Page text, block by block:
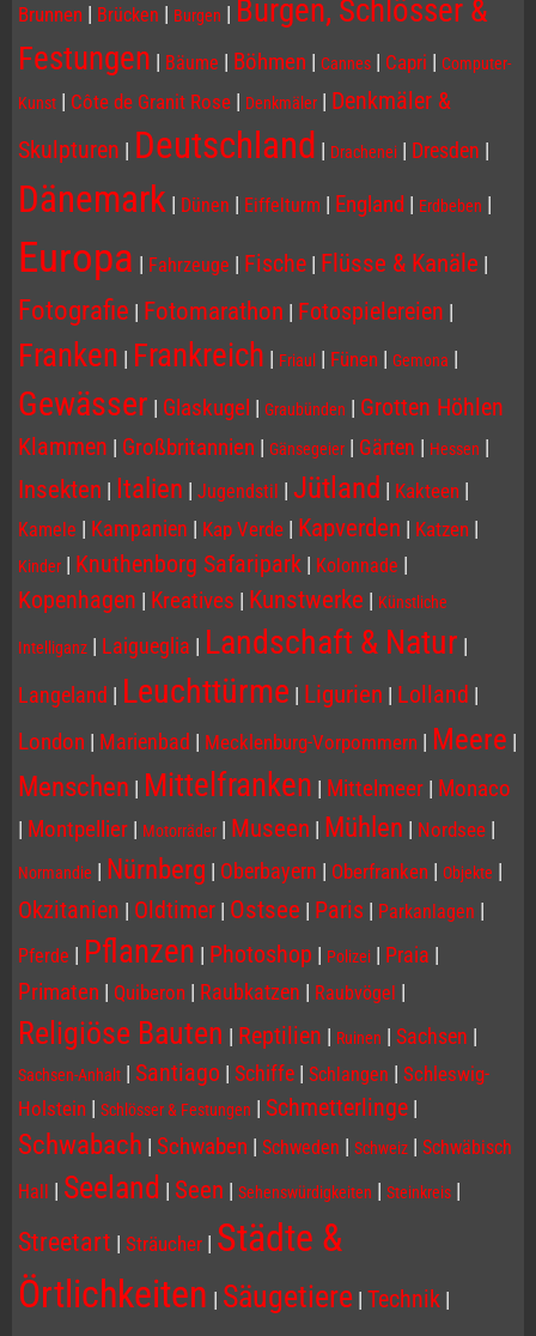
Brunnen | Brücken | Burgen | Burgen, Schlösser &
Festungen | Bäume | Böhmen | Cannes | Capri | Computer-
Kunst | Côte de Granit Rose | Denkmäler | Denkmäler &
Skulpturen | Deutschland | Drachenei | Dresden |
Dänemark | Dünen | Eiffelturm | England | Erdbeben |
Europa | Fahrzeuge | Fische | Flüsse & Kanäle |
Fotografie | Fotomarathon | Fotospielereien |
Franken | Frankreich | Friaul | Fünen | Gemona |
Gewässer | Glaskugel | Graubünden | Grotten Höhlen
Klammen | Großbritannien | Gänsegeier | Gärten | Hessen |
Insekten | Italien | Jugendstil | Jütland | Kakteen |
Kamele | Kampanien | Kap Verde | Kapverden | Katzen |
Kinder | Knuthenborg Safaripark | Kolonnade |
Kopenhagen | Kreatives | Kunstwerke | Künstliche
Intelliganz | Laigueglia | Landschaft & Natur |
Langeland | Leuchttürme | Ligurien | Lolland |
London | Marienbad | Mecklenburg-Vorpommern | Meere |
Menschen | Mittelfranken | Mittelmeer | Monaco
| Montpellier | Motorräder | Museen | Mühlen | Nordsee |
Normandie | Nürnberg | Oberbayern | Oberfranken | Objekte |
Okzitanien | Oldtimer | Ostsee | Paris | Parkanlagen |
Pferde | Pflanzen | Photoshop | Polizei | Praia |
Primaten | Quiberon | Raubkatzen | Raubvögel |
Religiöse Bauten | Reptilien | Ruinen | Sachsen |
Sachsen-Anhalt | Santiago | Schiffe | Schlangen | Schleswig-
Holstein | Schlösser & Festungen | Schmetterlinge |
Schwabach | Schwaben | Schweden | Schweiz | Schwäbisch
Hall | Seeland | Seen | Sehenswürdigkeiten | Steinkreis |
Streetart | Sträucher | Städte &
Örtlichkeiten | Säugetiere | Technik |